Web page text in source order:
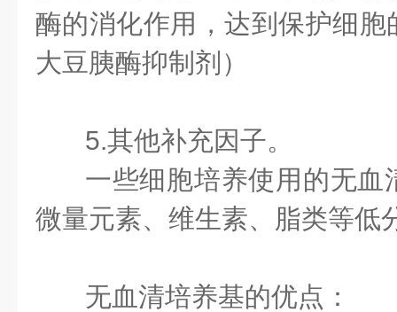
酶的消化作用，达到保护细
大豆胰酶抑制剂）
5.其他补充因子。
一些细胞培养使用的无血
微量元素、维生素、脂类等低
无血清培养基的优点：